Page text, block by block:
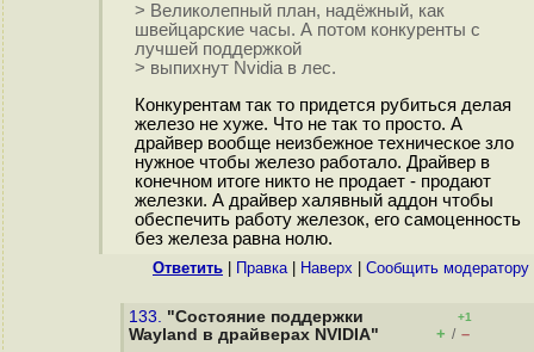
> Великолепный план, надёжный, как
швейцарские часы. А потом конкуренты с
лучшей поддержкой
> выпихнут Nvidia в лес.
Конкурентам так то придется рубиться делая
железо не хуже. Что не так то просто. А
драйвер вообще неизбежное техническое зло
нужное чтобы железо работало. Драйвер в
конечном итоге никто не продает - продают
железки. А драйвер халявный аддон чтобы
обеспечить работу железок, его самоценность
без железа равна нолю.
Ответить Правка| Наверх Cообщить модератору
133. "Состояние поддержки
Wayland в драйверах NVIDIA"
+1
+ / –